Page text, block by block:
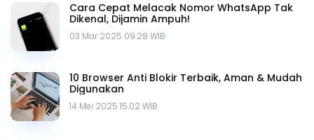
Cara Cepat Melacak Nomor WhatsApp Tak
Dikenal, Dijamin Ampuh!
03 Mar 2025 09.28 WIB
10 Browser Anti Blokir Terbaik, Aman & Mudah
Digunakan
14 Mei 2025 15.02 WIB